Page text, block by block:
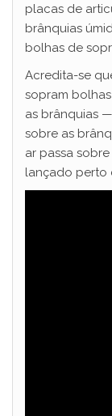
placas de
brânquias
bolhas de
Acredita-se
sopram
as brânquias
sobre as
ar passa
lançado perto